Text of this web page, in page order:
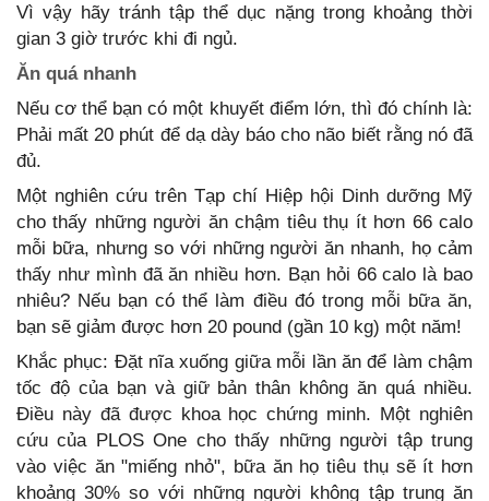
Vì vậy hãy tránh tập thể dục nặng trong khoảng thời
gian 3 giờ trước khi đi ngủ.
Ăn quá nhanh
Nếu cơ thể bạn có một khuyết điểm lớn, thì đó chính là:
Phải mất 20 phút để dạ dày báo cho não biết rằng nó đã
đủ.
Một nghiên cứu trên Tạp chí Hiệp hội Dinh dưỡng Mỹ
cho thấy những người ăn chậm tiêu thụ ít hơn 66 calo
mỗi bữa, nhưng so với những người ăn nhanh, họ cảm
thấy như mình đã ăn nhiều hơn. Bạn hỏi 66 calo là bao
nhiêu? Nếu bạn có thể làm điều đó trong mỗi bữa ăn,
bạn sẽ giảm được hơn 20 pound (gần 10 kg) một năm!
Khắc phục: Đặt nĩa xuống giữa mỗi lần ăn để làm chậm
tốc độ của bạn và giữ bản thân không ăn quá nhiều.
Điều này đã được khoa học chứng minh. Một nghiên
cứu của PLOS One cho thấy những người tập trung
vào việc ăn "miếng nhỏ", bữa ăn họ tiêu thụ sẽ ít hơn
khoảng 30% so với những người không tập trung ăn